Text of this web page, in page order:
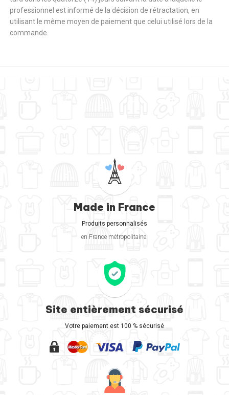
professionnel est informé de la décision de rétractation, en
utilisant le même moyen de paiement que celui utilisé lors de la
commande.
Made in France
Produits personnalisés
en France métropolitaine.
Site entièrement sécurisé
Votre paiement est 100 % sécurisé